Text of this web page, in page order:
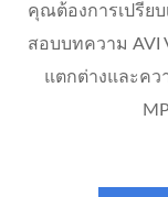
คุณต้องการเปรีย
สอบบทความ AVI
แตกต่างและคว